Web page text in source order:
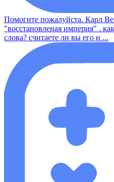
Помогите пожалуйста. Карл
"восстановленая империя" .
слова? считаете ли вы его и ...